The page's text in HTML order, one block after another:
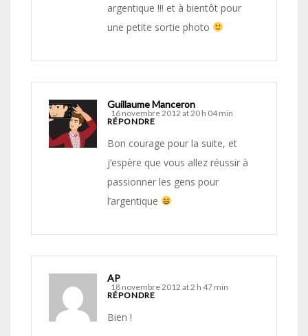
argentique !!! et à bientôt pour
une petite sortie photo
Guillaume Manceron
16 novembre 2012 at 20 h 04 min
RÉPONDRE
Bon courage pour la suite, et
j’espère que vous allez réussir à
passionner les gens pour
l’argentique
AP
18 novembre 2012 at 2 h 47 min
RÉPONDRE
Bien !